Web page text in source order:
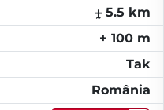
⨦ 5.5 km
+ 100 m
Tak
România